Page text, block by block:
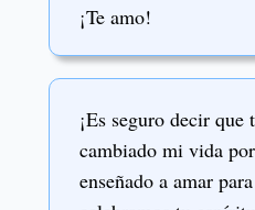
¡Te amo!
¡Es seguro decir que
cambiado mi vida
enseñado a amar